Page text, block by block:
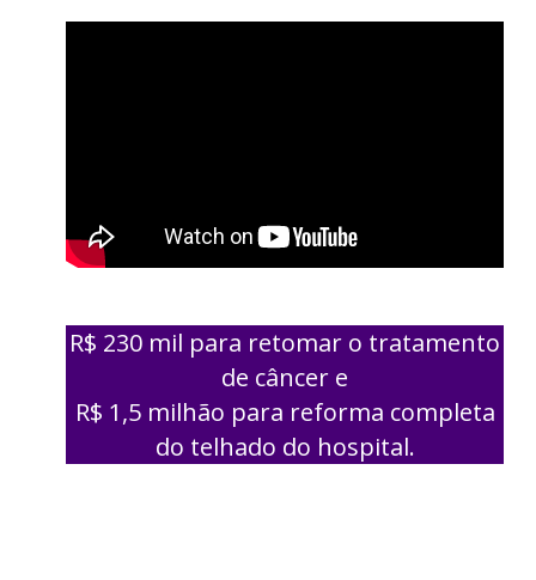
R$ 230 mil para retomar o tratamento
de câncer e
R$ 1,5 milhão para reforma completa
do telhado do hospital.